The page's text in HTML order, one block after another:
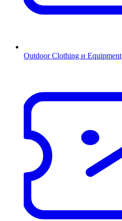
Outdoor Clothing и Equipment